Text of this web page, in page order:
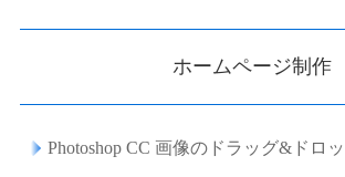
ホームページ制作
Photoshop CC 画像のドラッグ&ドロ